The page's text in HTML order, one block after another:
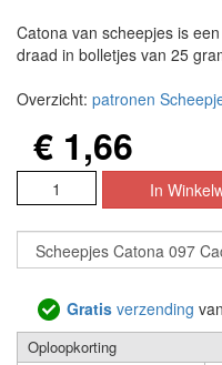
Catona van scheepjes is
draad in bolletjes van 25
Overzicht: patronen
€ 1,66
Gratis verzending
Oploopkorting